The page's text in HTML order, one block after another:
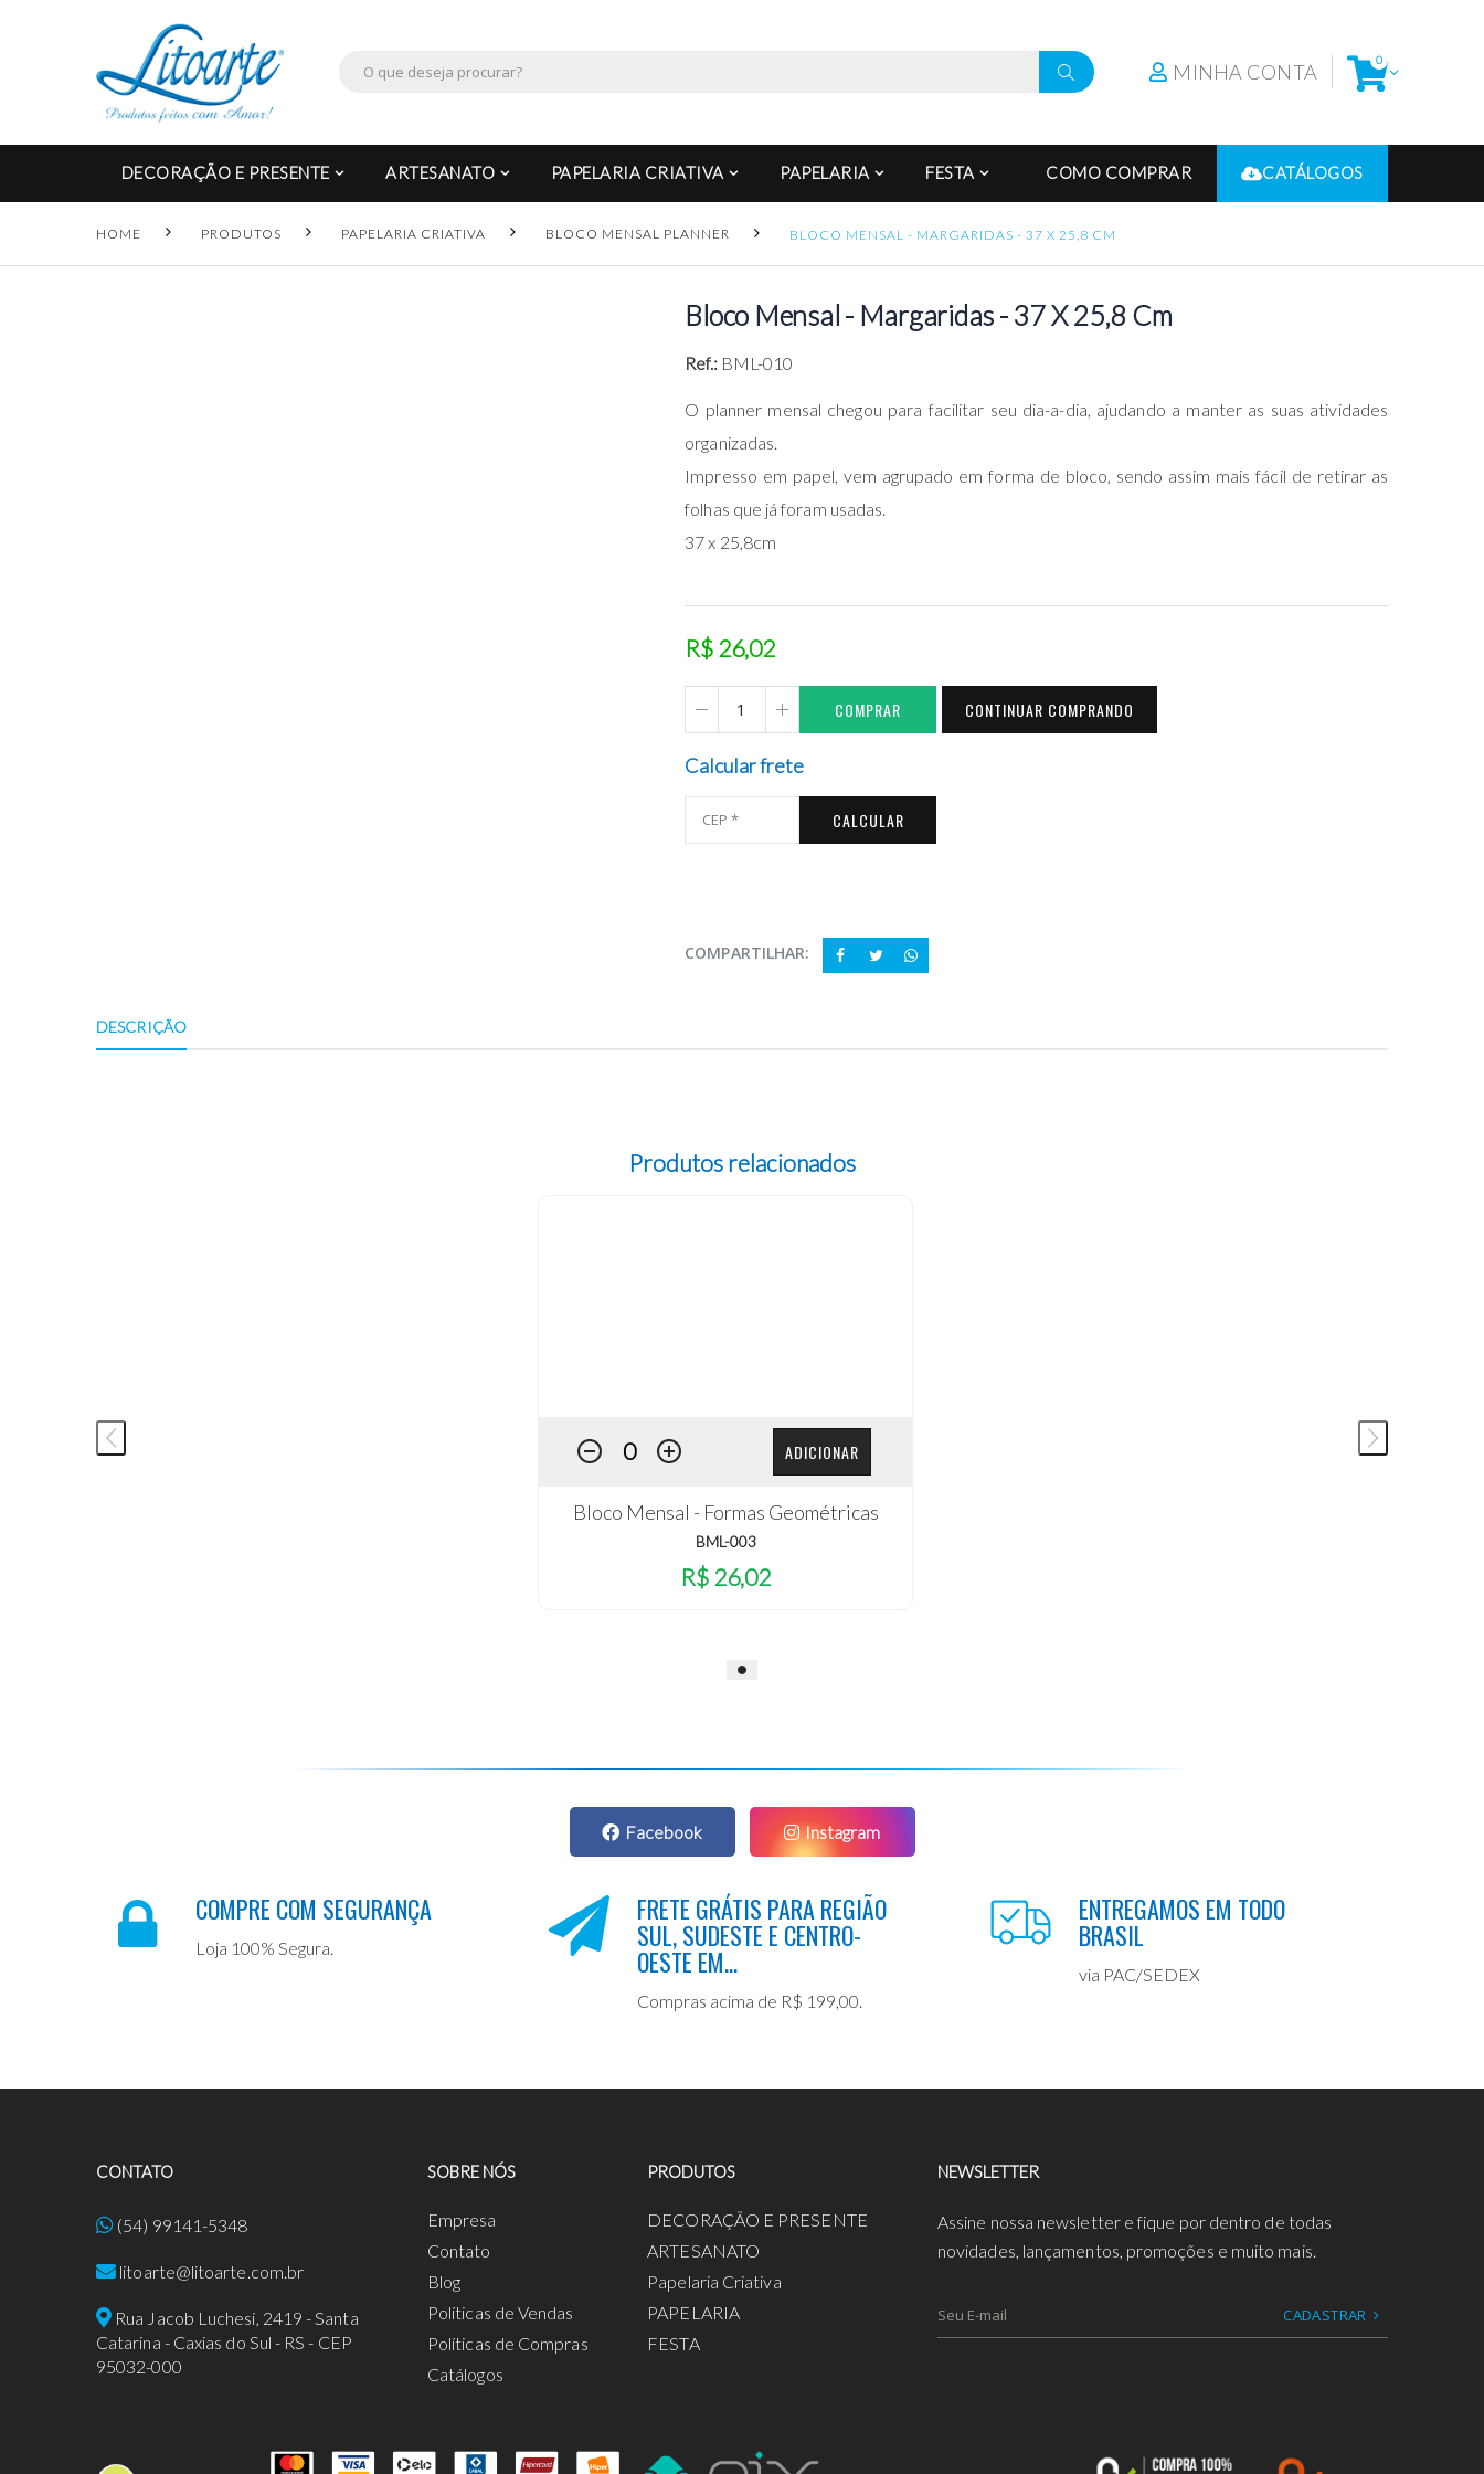
MINHA CONTA 0
DECORAÇÃO E PRESENTE ARTESANATO PAPELARIA CRIATIVA PAPELARIA FESTA COMO COMPRAR CATÁLOGOS
HOME PRODUTOS PAPELARIA CRIATIVA BLOCO MENSAL PLANNER BLOCO MENSAL - MARGARIDAS - 37 X 25,8 CM
Bloco Mensal - Margaridas - 37 X 25,8 Cm
Ref.: BML-010
O planner mensal chegou para facilitar seu dia-a-dia, ajudando a manter as suas atividades
organizadas.
Impresso em papel, vem agrupado em forma de bloco, sendo assim mais fácil de retirar as
folhas que já foram usadas.
37 x 25,8cm
R$ 26,02
COMPRAR CONTINUAR COMPRANDO
Calcular frete
CALCULAR
COMPARTILHAR:
DESCRIÇÃO
Produtos relacionados
ADICIONAR
Bloco Mensal - Formas Geométricas
BML-003
R$ 26,02
Facebook Instagram
COMPRE COM SEGURANÇA
Loja 100% Segura.
FRETE GRÁTIS PARA REGIÃO
SUL, SUDESTE E CENTRO-
OESTE EM...
Compras acima de R$ 199,00.
ENTREGAMOS EM TODO
BRASIL
via PAC/SEDEX
CONTATO
(54) 99141-5348
litoarte@litoarte.com.br
Rua Jacob Luchesi, 2419 - Santa
Catarina - Caxias do Sul - RS - CEP
95032-000
SOBRE NÓS
Empresa
Contato
Blog
Políticas de Vendas
Políticas de Compras
Catálogos
PRODUTOS
DECORAÇÃO E PRESENTE
ARTESANATO
Papelaria Criativa
PAPELARIA
FESTA
NEWSLETTER
Assine nossa newsletter e fique por dentro de todas
novidades, lançamentos, promoções e muito mais.
CADASTRAR